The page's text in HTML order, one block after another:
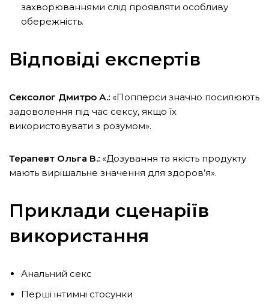
захворюваннями слід проявляти особливу
обережність.
Відповіді експертів
Сексолог Дмитро А.: «Попперси значно посилюють
задоволення під час сексу, якщо їх
використовувати з розумом».
Терапевт Ольга В.: «Дозування та якість продукту
мають вирішальне значення для здоров’я».
Приклади сценаріїв
використання
Анальний секс
Перші інтимні стосунки